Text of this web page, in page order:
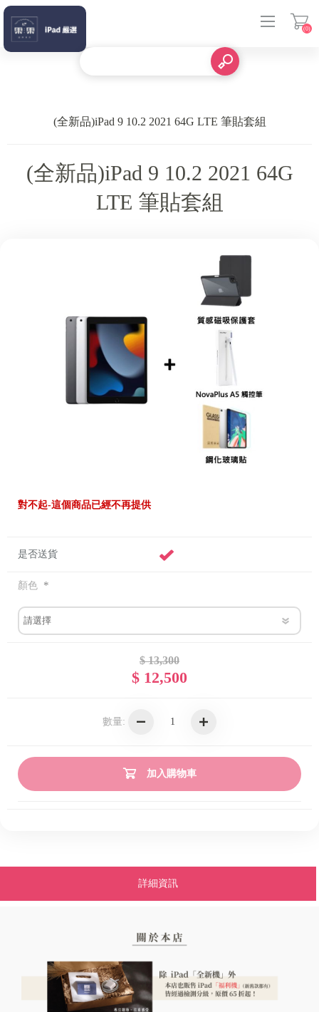
(0)
(全新品)iPad 9 10.2 2021 64G LTE 筆貼套組
(全新品)iPad 9 10.2 2021 64G
LTE 筆貼套組
對不起-這個商品已經不再提供
是否送貨
顏色 *
$ 13,300
$ 12,500
數量:
加入購物車
詳細資訊